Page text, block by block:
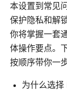
本设置到常见
保护隐私和解
你将掌握一套
体操作要点。
按顺序带你一
为什么选